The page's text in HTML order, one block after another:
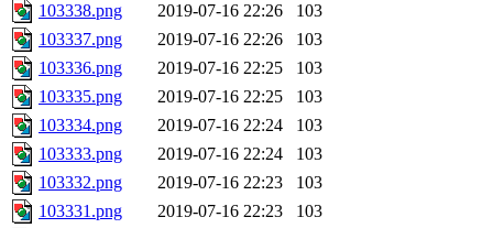
103338.png
2019-07-16 22:26
103
103337.png
2019-07-16 22:26
103
103336.png
2019-07-16 22:25
103
103335.png
2019-07-16 22:25
103
103334.png
2019-07-16 22:24
103
103333.png
2019-07-16 22:24
103
103332.png
2019-07-16 22:23
103
103331.png
2019-07-16 22:23
103